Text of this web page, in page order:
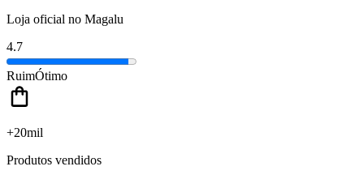
Loja oficial no Magalu
4.7
RuimÓtimo
+20mil
Produtos vendidos